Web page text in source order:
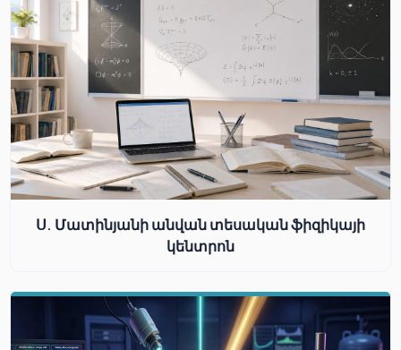
Ս. Մատինյանի անվան տեսական ֆիզիկայի
կենտրոն